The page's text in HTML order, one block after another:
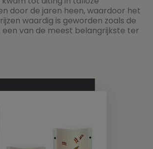
door de jaren heen, waardoor het
waardig is geworden zoals de
een van de meest belangrijkste ter